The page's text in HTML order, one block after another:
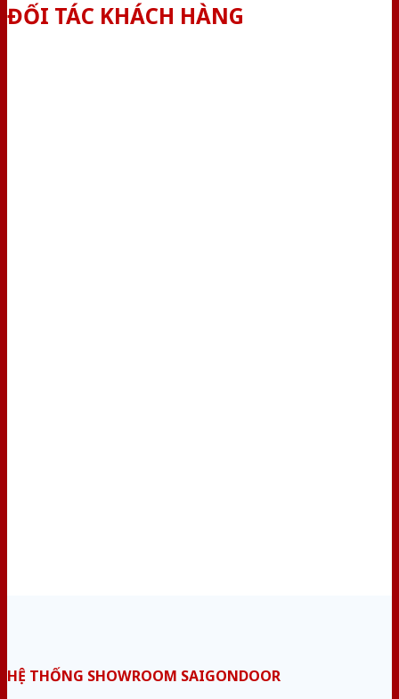
ĐỐI TÁC KHÁCH HÀNG
HỆ THỐNG SHOWROOM SAIGONDOOR